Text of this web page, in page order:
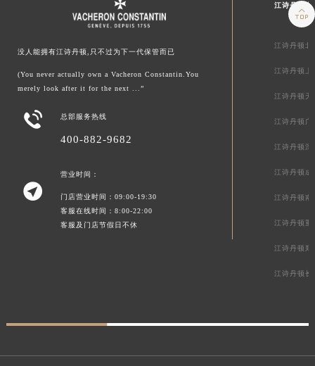
没人能拥有江诗丹顿,只不过为下一代保管而已
(You never actually own a Vacheron Constantin.You
merely look after it for the next ...”
 总部服务热线
400-882-9682

营业时间：
门店营业时间：09:00-19:30
客服在线时间：8:00-22:00
客服及门店节假日不休
江诗丹顿中
江诗丹顿北
江诗丹顿上
江诗丹顿天
江诗丹顿广
江诗丹顿深
江诗丹顿成
江诗丹顿南
江诗丹顿重
江诗丹顿郑
江诗丹顿长
